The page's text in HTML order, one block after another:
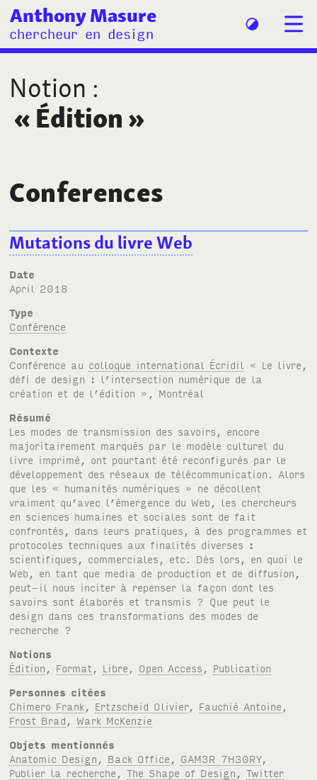
Anthony Masure
chercheur en design
Notion :
« Édition »
Conferences
Mutations du livre Web
Date
April 2018
Type
Conférence
Contexte
Conférence au colloque international Écridil
« Le livre,
défi de design : l’intersection numérique de la
création et de l’édition », Montréal
Résumé
Les modes de transmission des savoirs, encore
majoritairement marqués par le modèle culturel du
livre imprimé, ont pourtant été reconfigurés par le
développement des réseaux de télécommunication. Alors
que les « humanités numériques » ne décollent
vraiment qu’avec l’émergence du Web, les chercheurs
en sciences humaines et sociales sont de fait
confrontés, dans leurs pratiques, à des programmes et
protocoles techniques aux finalités diverses :
scientifiques, commerciales, etc. Dès lors, en quoi le
Web, en tant que media de production et de diffusion,
peut-il nous inciter à repenser la façon dont les
savoirs sont élaborés et transmis ? Que peut le
design dans ces transformations des modes de
recherche ?
Notions
Édition
Format Libre Open Access
Publication
Personnes citées
Chimero Frank
Ertzscheid Olivier, Fauchié Antoine
Frost Brad ,Wark McKenzie
Objets mentionnés
Anatomic Design
Back Office GAM3R 7H30RY,
Publier la recherche ,The Shape of Design ,Twitter